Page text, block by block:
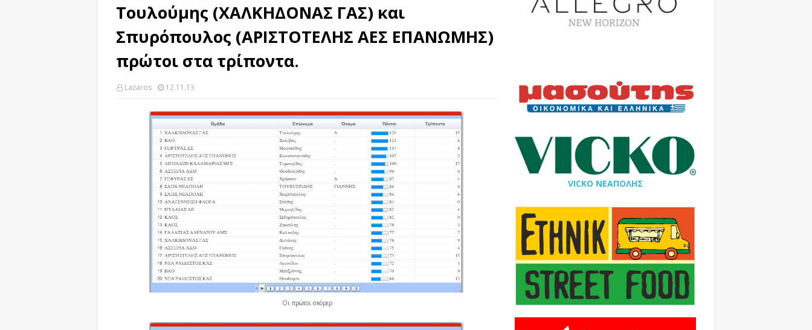
Τουλούμης (ΧΑΛΚΗΔΟΝΑΣ ΓΑΣ) και
Σπυρόπουλος (ΑΡΙΣΤΟΤΕΛΗΣ ΑΕΣ ΕΠΑΝΩΜΗΣ)
πρώτοι στα τρίποντα.
Lazaros 12.11.13
Οι πρώτοι σκόρερ
VICKO ΝΕΑΠΟΛΗΣ